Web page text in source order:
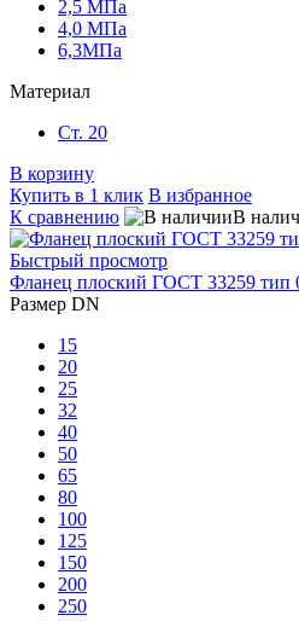
2,5 МПа
4,0 МПа
6,3МПа
Материал
Ст. 20
В корзину
Купить в 1 клик В избранное
К сравнению
В
Быстрый просмотр
Фланец плоский ГОСТ 33259 тип
Размер DN
15
20
25
32
40
50
65
80
100
125
150
200
250